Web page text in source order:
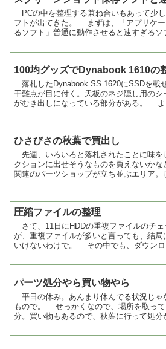
PCの中を整理する兼ね合いもあって少
フトが出てきた。 まずは、「アプリケ
るソフト」普通に動作させると速すぎる
100均グッズでDynabook 1610の
落札したDynabook SS 1620にSSDを載
干難点が目に付く。天板のネジ隠し用の
がむき出しになっている部分がある。 よ
ひさびさの秋葉で買出し
先週、いろいろと落札されたことに味を
クションに出せそうなものを買えないか
関連のパーツショップが立ち並ぶエリア
圧縮ファイルの整理
さて、11日にHDDの重複ファイルのチ
が、重複ファイルが多いと言っても、結
いけないわけで。 その中でも、ダウンロ
パーツ処分やら買い物やら
平日の休み。あんまり休んでる状況じゃ
もので。 せっかくなので、場所を取っ
分。買い物もあるので、秋葉に行って処